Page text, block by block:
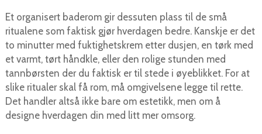
Et organisert baderom gir dessuten plass til de små
ritualene som faktisk gjør hverdagen bedre. Kanskje er det
to minutter med fuktighetskrem etter dusjen, en tørk med
et varmt, tørt håndkle, eller den rolige stunden med
tannbørsten der du faktisk er til stede i øyeblikket. For at
slike ritualer skal få rom, må omgivelsene legge til rette.
Det handler altså ikke bare om estetikk, men om å
designe hverdagen din med litt mer omsorg.